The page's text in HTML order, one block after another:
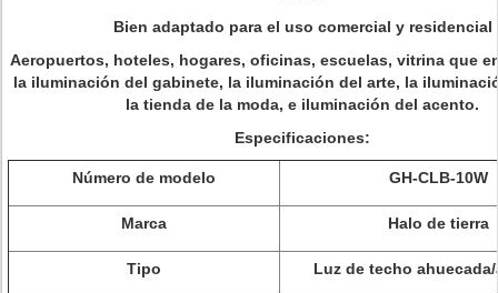
Bien adaptado para el uso comercial y residencial
Aeropuertos, hoteles, hogares, oficinas, escuelas, vitrina que
la iluminación del gabinete, la iluminación del arte, la
la tienda de la moda, e iluminación del acento.
Especificaciones:
Número de modelo GH-CLB-10W
Marca Halo de tierra
Tipo Luz de techo